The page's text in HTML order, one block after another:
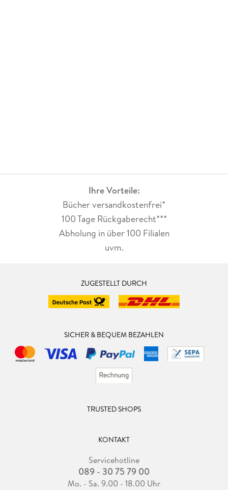
Ihre Vorteile:
Bücher versandkostenfrei*
100 Tage Rückgaberecht***
Abholung in über 100 Filialen
uvm.
ZUGESTELLT DURCH
SICHER & BEQUEM BEZAHLEN
TRUSTED SHOPS
KONTAKT
Servicehotline
089 - 30 75 79 00
Mo. - Sa. 9.00 - 18.00 Uhr